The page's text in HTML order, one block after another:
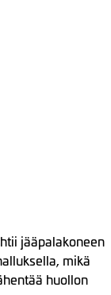
jääpalakoneen
mikä
huollon